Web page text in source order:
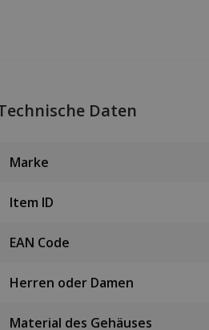
Daten
Marke
Item ID
EAN Code
Herren oder Damen
Material des Gehäuses